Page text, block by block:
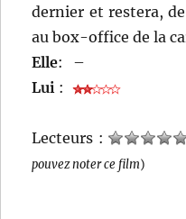
dernier et restera,
au box-office de la
Elle:
–
Lui :
Lecteurs :
pouvez noter ce film)